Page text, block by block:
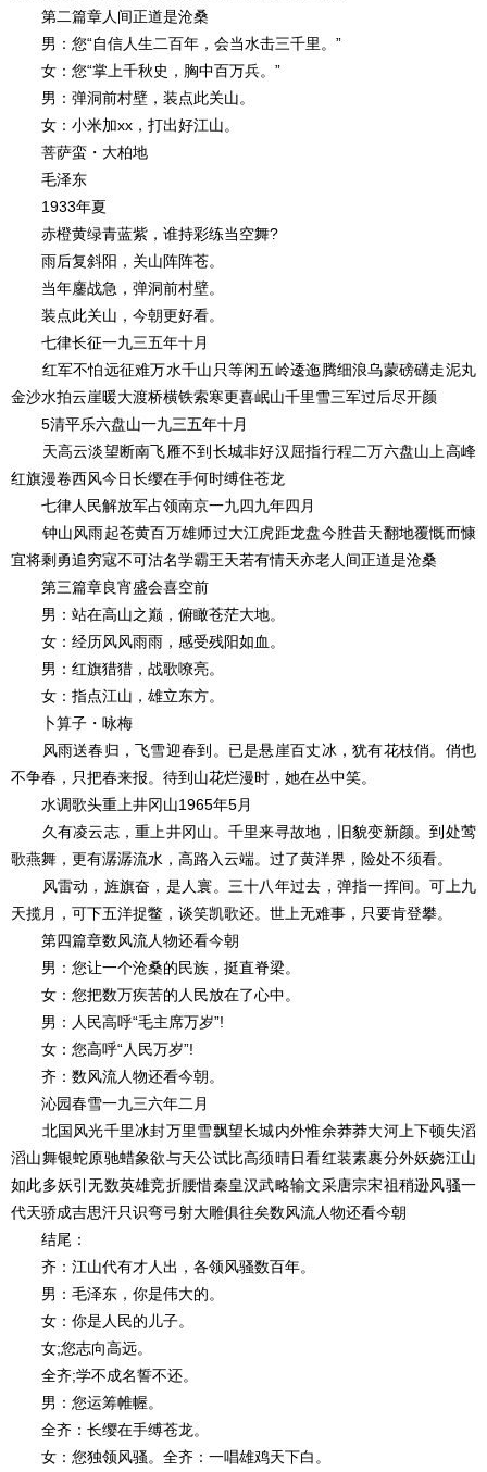
第二篇章人间正道是沧桑
男：您“自信人生二百年，会当水击三千里。”
女：您“掌上千秋史，胸中百万兵。”
男：弹洞前村壁，装点此关山。
女：小米加xx，打出好江山。
菩萨蛮・大柏地
毛泽东
1933年夏
赤橙黄绿青蓝紫，谁持彩练当空舞?
雨后复斜阳，关山阵阵苍。
当年鏖战急，弹洞前村壁。
装点此关山，今朝更好看。
七律长征一九三五年十月
红军不怕远征难万水千山只等闲五岭逶迤腾细浪乌蒙磅礴走泥丸
金沙水拍云崖暖大渡桥横铁索寒更喜岷山千里雪三军过后尽开颜
5清平乐六盘山一九三五年十月
天高云淡望断南飞雁不到长城非好汉屈指行程二万六盘山上高峰
红旗漫卷西风今日长缨在手何时缚住苍龙
七律人民解放军占领南京一九四九年四月
钟山风雨起苍黄百万雄师过大江虎距龙盘今胜昔天翻地覆慨而慷
宜将剩勇追穷寇不可沽名学霸王天若有情天亦老人间正道是沧桑
第三篇章良宵盛会喜空前
男：站在高山之巅，俯瞰苍茫大地。
女：经历风风雨雨，感受残阳如血。
男：红旗猎猎，战歌嘹亮。
女：指点江山，雄立东方。
卜算子・咏梅
风雨送春归，飞雪迎春到。已是悬崖百丈冰，犹有花枝俏。俏也
不争春，只把春来报。待到山花烂漫时，她在丛中笑。
水调歌头重上井冈山1965年5月
久有凌云志，重上井冈山。千里来寻故地，旧貌变新颜。到处莺
歌燕舞，更有潺潺流水，高路入云端。过了黄洋界，险处不须看。
风雷动，旌旗奋，是人寰。三十八年过去，弹指一挥间。可上九
天揽月，可下五洋捉鳖，谈笑凯歌还。世上无难事，只要肯登攀。
第四篇章数风流人物还看今朝
男：您让一个沧桑的民族，挺直脊梁。
女：您把数万疾苦的人民放在了心中。
男：人民高呼“毛主席万岁”!
女：您高呼“人民万岁”!
齐：数风流人物还看今朝。
沁园春雪一九三六年二月
北国风光千里冰封万里雪飘望长城内外惟余莽莽大河上下顿失滔
滔山舞银蛇原驰蜡象欲与天公试比高须晴日看红装素裹分外妖娆江山
如此多妖引无数英雄竞折腰惜秦皇汉武略输文采唐宗宋祖稍逊风骚一
代天骄成吉思汗只识弯弓射大雕俱往矣数风流人物还看今朝
结尾：
齐：江山代有才人出，各领风骚数百年。
男：毛泽东，你是伟大的。
女：你是人民的儿子。
女;您志向高远。
全齐;学不成名誓不还。
男：您运筹帷幄。
全齐：长缨在手缚苍龙。
女：您独领风骚。全齐：一唱雄鸡天下白。